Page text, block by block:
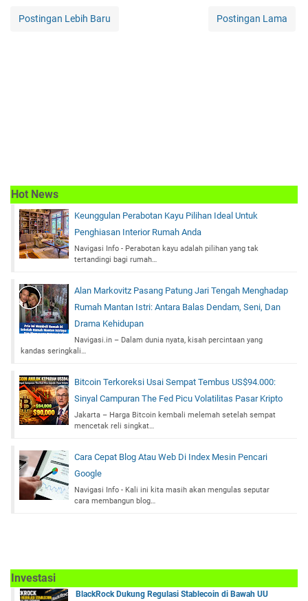
Postingan Lebih Baru Postingan Lama
Hot News
Keunggulan Perabotan Kayu Pilihan Ideal Untuk
Penghiasan Interior Rumah Anda
Navigasi Info - Perabotan kayu adalah pilihan yang tak
tertandingi bagi rumah…
Alan Markovitz Pasang Patung Jari Tengah Menghadap
Rumah Mantan Istri: Antara Balas Dendam, Seni, Dan
Drama Kehidupan
Navigasi.in – Dalam dunia nyata, kisah percintaan yang
kandas seringkali…
Bitcoin Terkoreksi Usai Sempat Tembus US$94.000:
Sinyal Campuran The Fed Picu Volatilitas Pasar Kripto
Jakarta – Harga Bitcoin kembali melemah setelah sempat
mencetak reli singkat…
Cara Cepat Blog Atau Web Di Index Mesin Pencari
Google
Navigasi Info - Kali ini kita masih akan mengulas seputar
cara membangun blog…
Investasi
BlackRock Dukung Regulasi Stablecoin di Bawah UU